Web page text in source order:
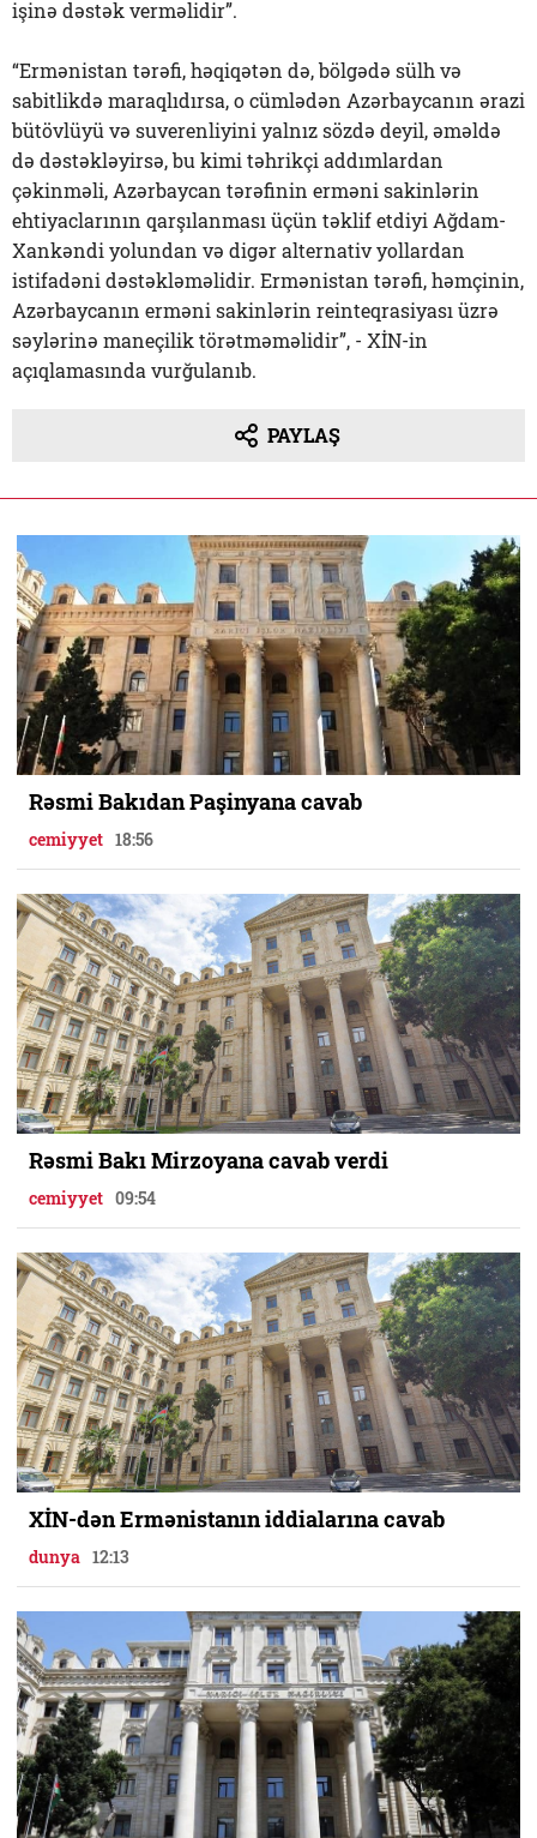
işinə dəstək verməlidir”.
“Ermənistan tərəfi, həqiqətən də, bölgədə sülh və
sabitlikdə maraqlıdırsa, o cümlədən Azərbaycanın ərazi
bütövlüyü və suverenliyini yalnız sözdə deyil, əməldə
də dəstəkləyirsə, bu kimi təhrikçi addımlardan
çəkinməli, Azərbaycan tərəfinin erməni sakinlərin
ehtiyaclarının qarşılanması üçün təklif etdiyi Ağdam-
Xankəndi yolundan və digər alternativ yollardan
istifadəni dəstəkləməlidir. Ermənistan tərəfi, həmçinin,
Azərbaycanın erməni sakinlərin reinteqrasiyası üzrə
səylərinə maneçilik törətməməlidir”, - XİN-in
açıqlamasında vurğulanıb.
PAYLAŞ
Rəsmi Bakıdan Paşinyana cavab
cemiyyet 18:56
Rəsmi Bakı Mirzoyana cavab verdi
cemiyyet 09:54
XİN-dən Ermənistanın iddialarına cavab
dunya 12:13